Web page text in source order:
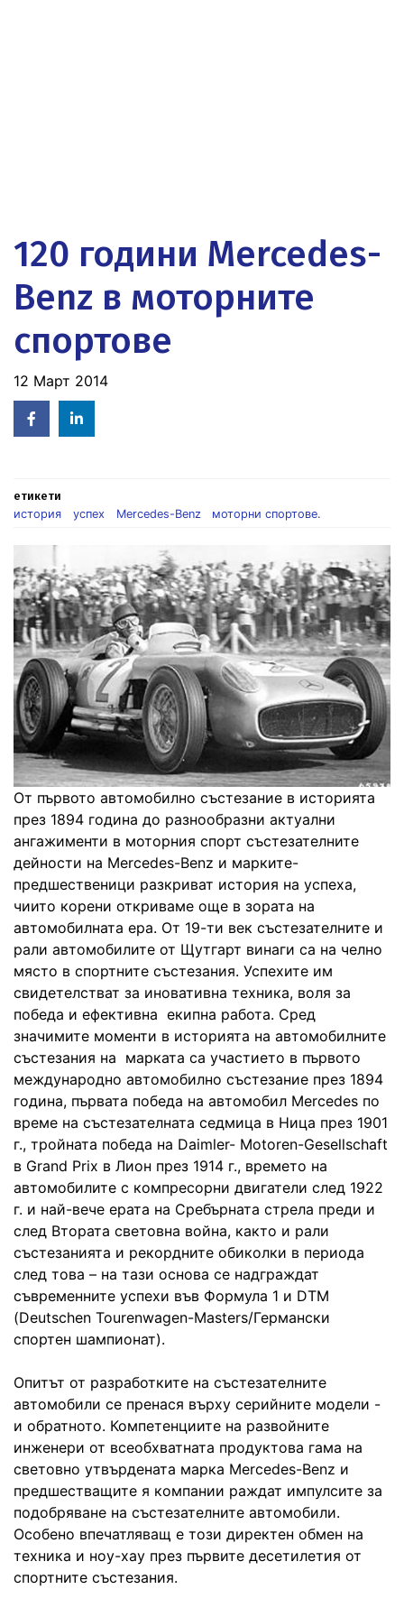
120 години Mercedes-
Benz в моторните
спортове
12 Март 2014
Facebook
in
етикети
история
успех Mercedes-Benz моторни спортове.
От първото автомобилно състезание в историята
през 1894 година до разнообразни актуални
ангажименти в моторния спорт състезателните
дейности на Mercedes-Benz и марките-
предшественици разкриват история на успеха,
чиито корени откриваме още в зората на
автомобилната ера. От 19-ти век състезателните и
рали автомобилите от Щутгарт винаги са на челно
място в спортните състезания. Успехите им
свидетелстват за иновативна техника, воля за
победа и ефективна екипна работа. Сред
значимите моменти в историята на автомобилните
състезания на марката са участието в първото
международно автомобилно състезание през 1894
година, първата победа на автомобил Mercedes по
време на състезателната седмица в Ница през 1901
г., тройната победа на Daimler- Motoren-Gesellschaft
в Grand Prix в Лион през 1914 г., времето на
автомобилите с компресорни двигатели след 1922
г. и най-вече ерата на Сребърната стрела преди и
след Втората световна война, както и рали
състезанията и рекордните обиколки в периода
след това – на тази основа се надграждат
съвременните успехи във Формула 1 и DTM
(Deutschen Tourenwagen-Masters/Германски
спортен шампионат).
Опитът от разработките на състезателните
автомобили се пренася върху серийните модели -
и обратното. Компетенциите на развойните
инженери от всеобхватната продуктова гама на
световно утвърдената марка Mercedes-Benz и
предшестващите я компании раждат импулсите за
подобряване на състезателните автомобили.
Особено впечатляващ е този директен обмен на
техника и ноу-хау през първите десетилетия от
спортните състезания.